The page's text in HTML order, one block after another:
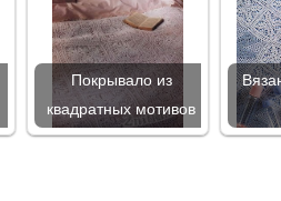
Покрывало из
квадратных мотивов